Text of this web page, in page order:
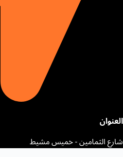
العنوان
شارع الثمامين - خميس مشيط